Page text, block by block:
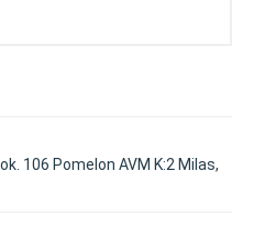
106 Pomelon AVM K:2 Milas,